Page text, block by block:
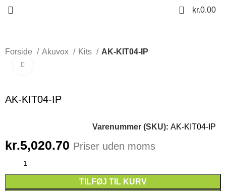
0 kr.0.00
Forside Akuvox Kits AK-KIT04-IP
AK-KIT04-IP
Varenummer (SKU): AK-KIT04-IP
kr.5,020.70 Priser uden moms
TILFØJ TIL KURV